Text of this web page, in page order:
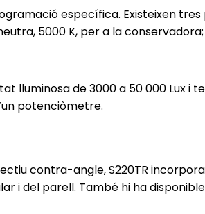
específica. Existeixen
5000 K, per a la
lluminosa de 3000 a 50 000
potenciòmetre.
contra-angle, S220TR
i del parell. També hi ha